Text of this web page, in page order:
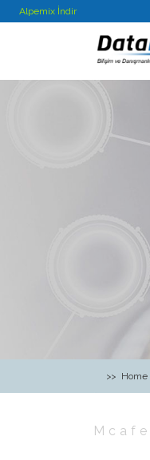
Alpemix İndir
Home